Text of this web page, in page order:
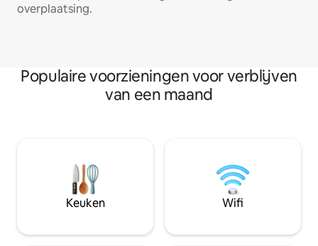
overplaatsing.
Populaire voorzieningen voor verblijven
van een maand
Keuken Wifi